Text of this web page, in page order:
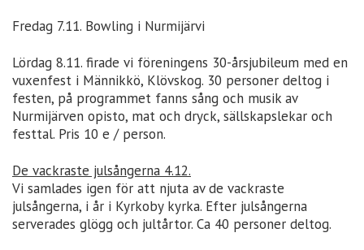
Fredag 7.11. Bowling i Nurmijärvi
Lördag 8.11. firade vi föreningens 30-årsjubileum med en
vuxenfest i Männikkö, Klövskog. 30 personer deltog i
festen, på programmet fanns sång och musik av
Nurmijärven opisto, mat och dryck, sällskapslekar och
festtal. Pris 10 e / person.
De vackraste julsångerna 4.12.
Vi samlades igen för att njuta av de vackraste
julsångerna, i år i Kyrkoby kyrka. Efter julsångerna
serverades glögg och jultårtor. Ca 40 personer deltog.